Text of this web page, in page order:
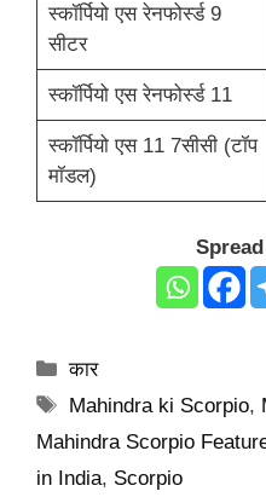
स्कॉर्पियो एस रेनफोर्स्ड 9
सीटर
स्कॉर्पियो एस रेनफोर्स्ड 11
स्कॉर्पियो एस 11 7सीसी (टॉप
मॉडल)
Categories
कार
Tags
Mahindra ki Scorpio,
Mahindra Scorpio
in India, Scorpio